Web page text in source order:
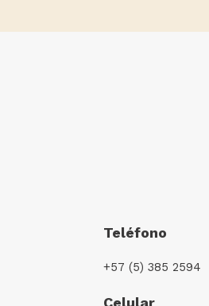
Teléfono
+57 (5) 385 2594
Celular